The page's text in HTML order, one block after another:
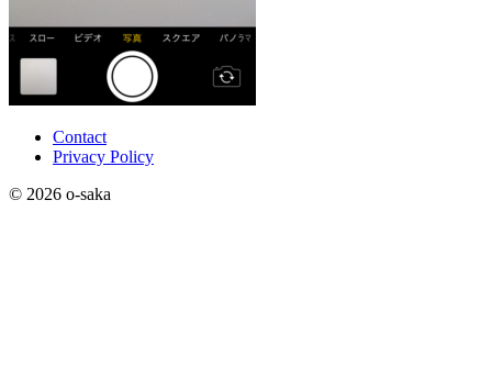
Contact
Privacy Policy
© 2026 o-saka